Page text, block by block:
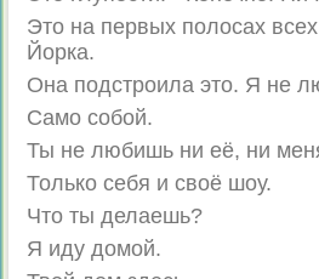
Это на первых полосах
Йорка.
Она подстроила это. Я не
Само собой.
Ты не любишь ни её, ни
Только себя и своё шоу.
Что ты делаешь?
Я иду домой.